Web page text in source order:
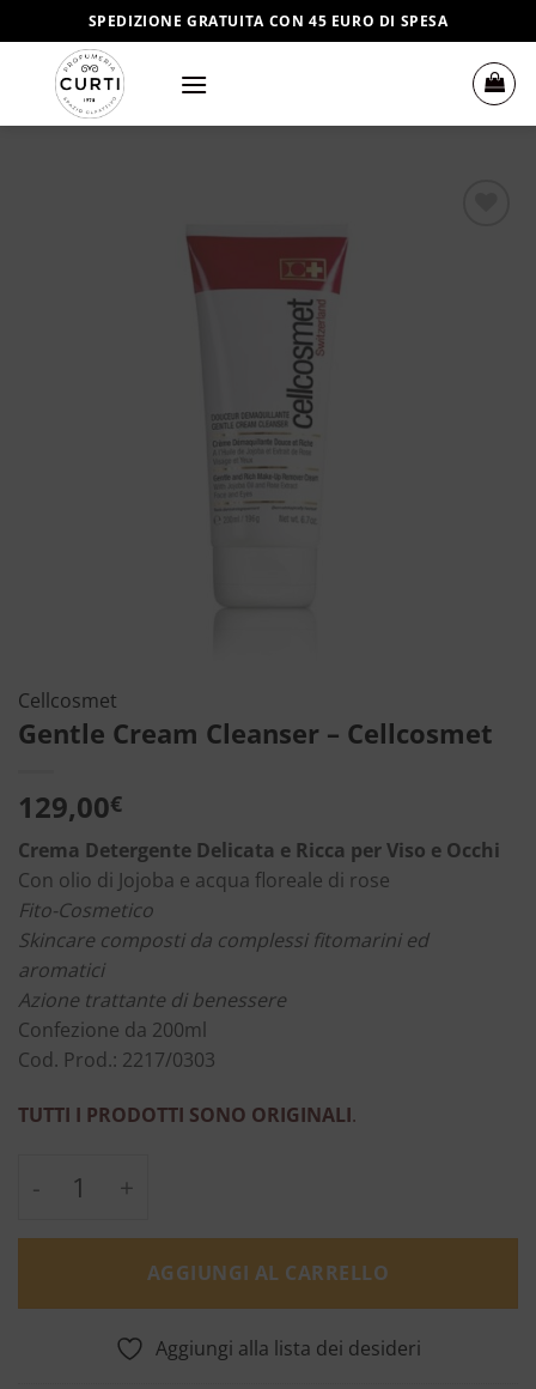
ai
contenuti
SPEDIZIONE GRATUITA CON 45 EURO DI SPESA
Cellcosmet
Gentle Cream Cleanser – Cellcosmet
129,00€
Crema Detergente Delicata e Ricca per Viso e Occhi
Con olio di Jojoba e acqua floreale di rose
Fito-Cosmetico
Skincare composti da complessi fitomarini ed
aromatici
Azione trattante di benessere
Confezione da 200ml
Cod. Prod.: 2217/0303
TUTTI I PRODOTTI SONO ORIGINALI.
Gentle Cream Cleanser - Cellcosmet
AGGIUNGI AL CARRELLO
Aggiungi alla lista dei desideri